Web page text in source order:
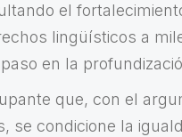
el
lingüísticos a
en la
que, con el
se condicione la